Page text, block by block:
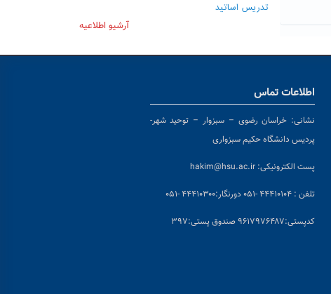
تدریس اساتید
آرشیو اطلاعیه
اطلاعات تماس
نشانی: خراسان رضوی – سبزوار – توحید شهر-
پردیس دانشگاه حکیم سبزواری
پست الکترونیکی: hakim@hsu.ac.ir
تلفن : ۴۴۴۱۰۱۰۴ -۰۵۱ دورنگار:۴۴۴۱۰۳۰۰ -۰۵۱
کدپستی:۹۶۱۷۹۷۶۴۸۷ صندوق پستی:۳۹۷